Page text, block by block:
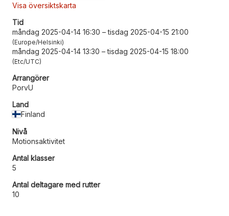
Visa översiktskarta
Tid
måndag 2025-04-14 16:30 –tisdag 2025-04-15 21:00
Europe/Helsinki
måndag 2025-04-14 13:30 –tisdag 2025-04-15 18:00
Etc/UTC
Arrangörer
PorvU
Land
Finland
Nivå
Motionsaktivitet
Antal klasser
5
Antal deltagare med rutter
10